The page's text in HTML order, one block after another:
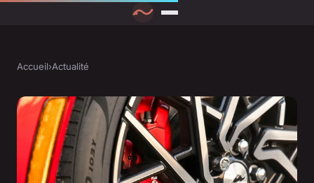
Accueil›Actualité